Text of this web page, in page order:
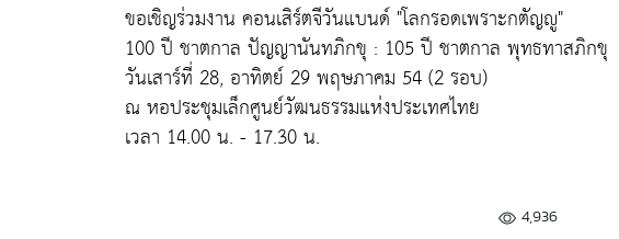
ขอเชิญร่วมงาน คอนเสิร์ตจีวันแบนด์ "โลกรอดเพราะกตัญญู"
100 ปี ชาตกาล ปัญญานันทภิกขุ : 105 ปี ชาตกาล พุทธทาสภิกขุ
วันเสาร์ที่ 28, อาทิตย์ 29 พฤษภาคม 54 (2 รอบ)
ณ หอประชุมเล็กศูนย์วัฒนธรรมแห่งประเทศไทย
เวลา 14.00 น. - 17.30 น.
4,936